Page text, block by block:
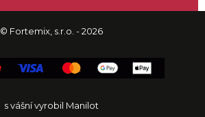
© Fortemix, s.r.o. - 2026
s vášní vyrobil Manilot